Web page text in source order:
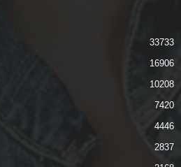
33733
16906
10208
7420
4446
2837